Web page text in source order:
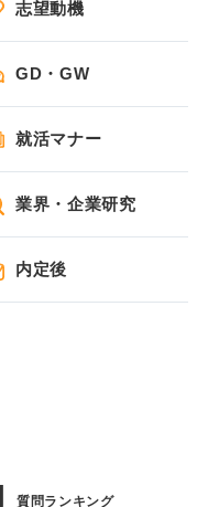
志望動機
GD・GW
就活マナー
業界・企業研究
内定後
質問ランキング